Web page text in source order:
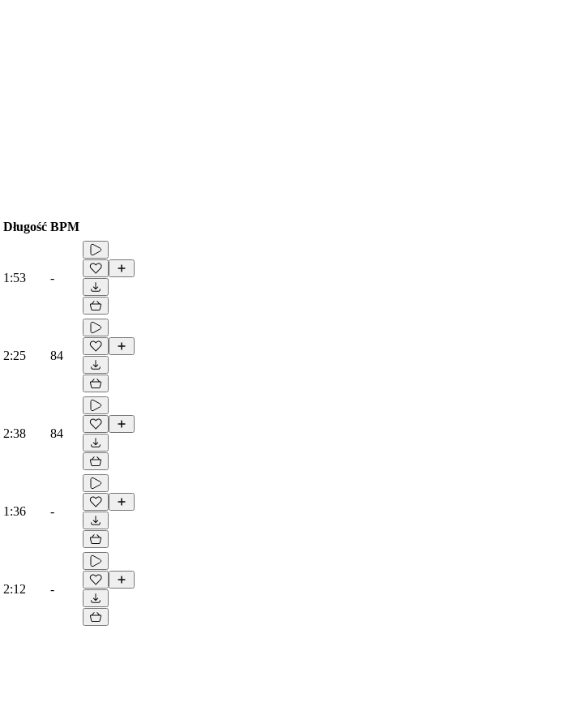
Długość BPM
1:53 -
2:25 84
2:38 84
1:36 -
2:12 -